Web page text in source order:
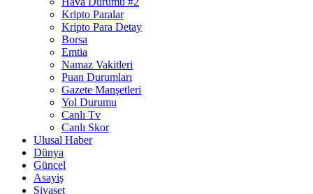
Kripto Paralar
Kripto Para Detay
Borsa
Emtia
Namaz Vakitleri
Puan Durumları
Gazete Manşetleri
Yol Durumu
Canlı Tv
Canlı Skor
Ulusal Haber
Dünya
Güncel
Asayiş
Siyaset